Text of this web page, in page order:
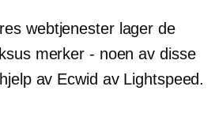
webtjenester lager de
merker - noen av disse
av Ecwid av Lightspeed.